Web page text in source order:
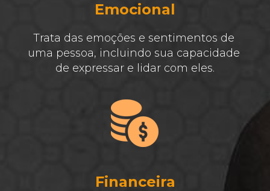
Trata das emoções e sentimentos de
uma pessoa, incluindo sua capacidade
de expressar e lidar com eles.
Emocional
Financeira